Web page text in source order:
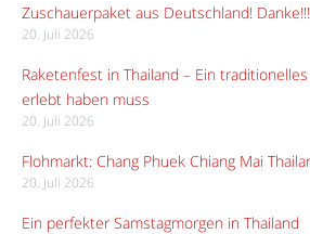
Zuschauerpaket aus Deutschland!
20. Juli 2026
Raketenfest in Thailand – Ein
erlebt haben muss
20. Juli 2026
Flohmarkt: Chang Phuek Chiang Mai
20. Juli 2026
Ein perfekter Samstagmorgen in Thailand